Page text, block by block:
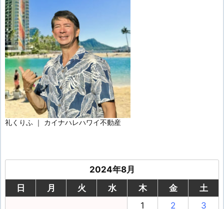
礼くりふ ｜ カイナハレハワイ不動産
2024年8月
日
月 火 水 木 金
土
1
2 3